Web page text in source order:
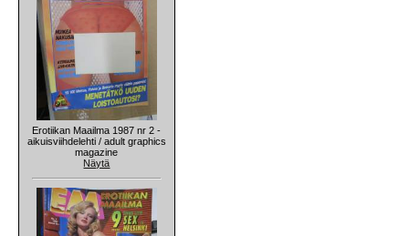
Erotiikan Maailma 1987 nr 2 -
aikuisviihdelehti / adult graphics
magazine
Näytä